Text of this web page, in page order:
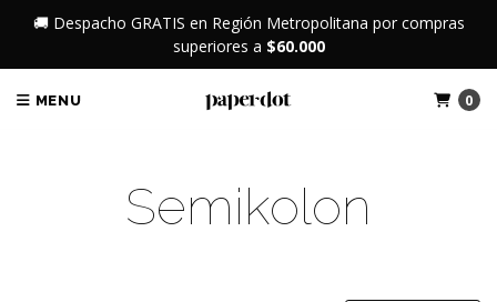
🚚 Despacho GRATIS en Región Metropolitana por compras
superiores a $60.000
MENU 0
Semikolon